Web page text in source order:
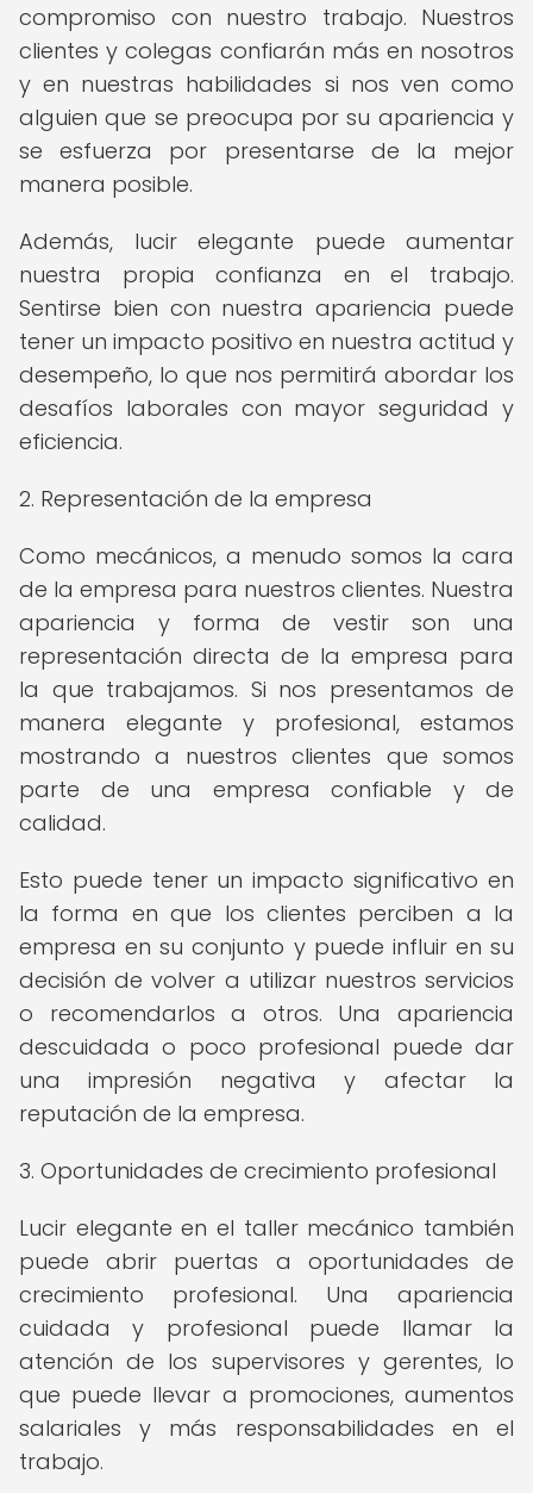
compromiso con nuestro trabajo. Nuestros
clientes y colegas confiarán más en nosotros
y en nuestras habilidades si nos ven como
alguien que se preocupa por su apariencia y
se esfuerza por presentarse de la mejor
manera posible.
Además, lucir elegante puede aumentar
nuestra propia confianza en el trabajo.
Sentirse bien con nuestra apariencia puede
tener un impacto positivo en nuestra actitud y
desempeño, lo que nos permitirá abordar los
desafíos laborales con mayor seguridad y
eficiencia.
2. Representación de la empresa
Como mecánicos, a menudo somos la cara
de la empresa para nuestros clientes. Nuestra
apariencia y forma de vestir son una
representación directa de la empresa para
la que trabajamos. Si nos presentamos de
manera elegante y profesional, estamos
mostrando a nuestros clientes que somos
parte de una empresa confiable y de
calidad.
Esto puede tener un impacto significativo en
la forma en que los clientes perciben a la
empresa en su conjunto y puede influir en su
decisión de volver a utilizar nuestros servicios
o recomendarlos a otros. Una apariencia
descuidada o poco profesional puede dar
una impresión negativa y afectar la
reputación de la empresa.
3. Oportunidades de crecimiento profesional
Lucir elegante en el taller mecánico también
puede abrir puertas a oportunidades de
crecimiento profesional. Una apariencia
cuidada y profesional puede llamar la
atención de los supervisores y gerentes, lo
que puede llevar a promociones, aumentos
salariales y más responsabilidades en el
trabajo.